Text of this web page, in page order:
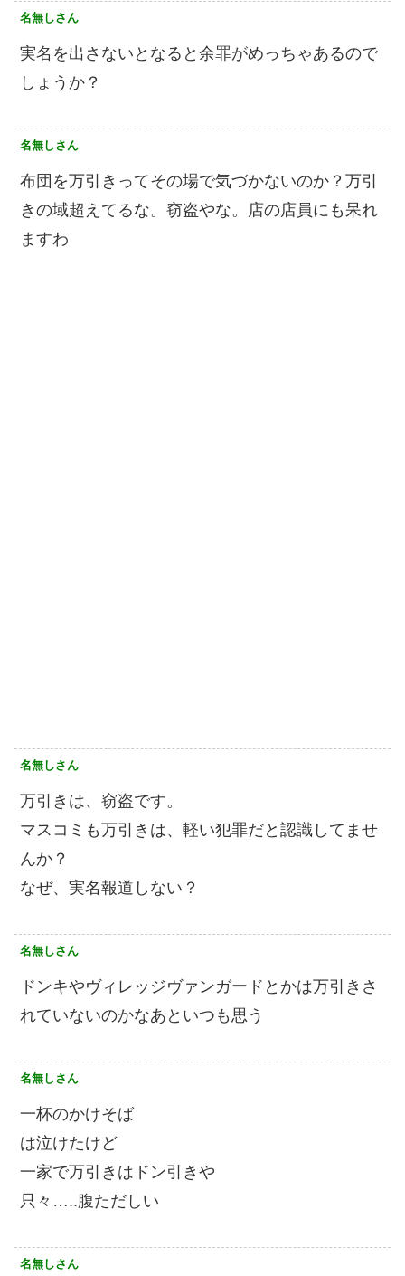
名無しさん
実名を出さないとなると余罪がめっちゃあるので
しょうか？
名無しさん
布団を万引きってその場で気づかないのか？万引
きの域超えてるな。窃盗やな。店の店員にも呆れ
ますわ
名無しさん
万引きは、窃盗です。
マスコミも万引きは、軽い犯罪だと認識してませ
んか？
なぜ、実名報道しない？
名無しさん
ドンキやヴィレッジヴァンガードとかは万引きさ
れていないのかなあといつも思う
名無しさん
一杯のかけそば
は泣けたけど
一家で万引きはドン引きや
只々…..腹ただしい
名無しさん